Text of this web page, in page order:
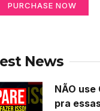
PURCHASE NOW
News
NÃO use
pra